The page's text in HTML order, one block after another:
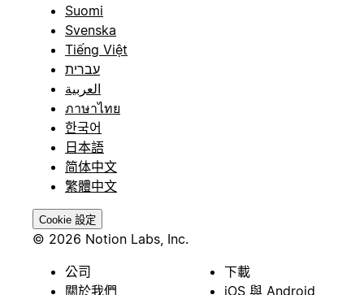
Suomi
Svenska
Tiếng Việt
עברית
العربية
ภาษาไทย
한국어
日本語
简体中文
繁體中文
Cookie 設定
© 2026 Notion Labs, Inc.
公司
關於我們
下載
iOS 與 Android